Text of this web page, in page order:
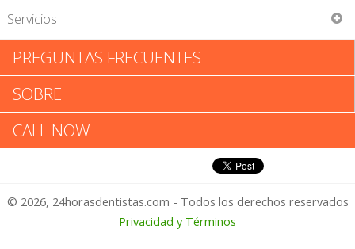
Servicios
Dileo Oral Surgery
Dileo Oral Surgery: Califica tu
Experiencia
1 – No Feliz
PREGUNTAS FRECUENTES
SOBRE
CALL NOW
© 2026, 24horasdentistas.com - Todos los derechos reservados
Privacidad y Términos